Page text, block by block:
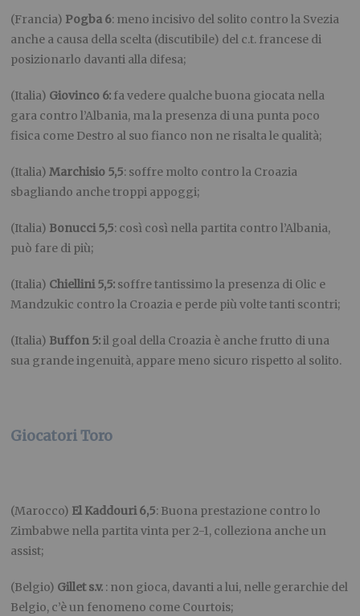
(Francia) Pogba 6: meno incisivo del solito contro la Svezia
anche a causa della scelta (discutibile) del c.t. francese di
posizionarlo davanti alla difesa;
(Italia) Giovinco 6: fa vedere qualche buona giocata nella
gara contro l’Albania, ma la presenza di una punta poco
fisica come Destro al suo fianco non ne risalta le qualità;
(Italia)Marchisio 5,5: soffre molto contro la Croazia
sbagliando anche troppi appoggi;
(Italia) Bonucci 5,5: così così nella partita contro l’Albania,
può fare di più;
(Italia) Chiellini 5,5: soffre tantissimo la presenza di Olic e
Mandzukic contro la Croazia e perde più volte tanti scontri;
(Italia) Buffon 5:il goal della Croazia è anche frutto di una
sua grande ingenuità, appare meno sicuro rispetto al solito.
Giocatori Toro
(Marocco) El Kaddouri 6,5: Buona prestazione contro lo
Zimbabwe nella partita vinta per 2-1, colleziona anche un
assist;
(Belgio) Gillet s.v. : non gioca, davanti a lui, nelle gerarchie del
Belgio, c’è un fenomeno come Courtois;